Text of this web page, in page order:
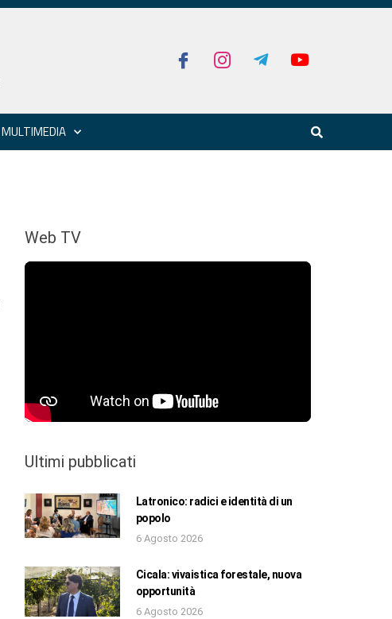
MULTIMEDIA
Web TV
Ultimi pubblicati
Latronico: radici e identità di un
popolo
6 Agosto 2026
Cicala: vivaistica forestale, nuova
opportunità
6 Agosto 2026